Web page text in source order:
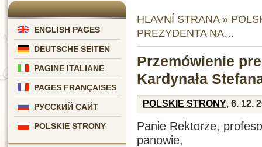
ENGLISH PAGES
DEUTSCHE SEITEN
PAGINE ITALIANE
PAGES FRANÇAISES
РУССКИЙ САЙТ
POLSKIE STRONY
HLAVNÍ STRANA»
PREZYDENTA NA…
Przemówienie
Kardynała
POLSKIE STRONY, 6. 12.
Panie Rektorze,
panowie,